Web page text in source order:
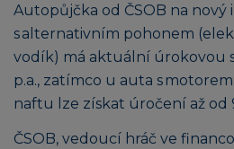
Autopůjčka od ČSOB na nový
s alternativním pohonem
vodík) má aktuální úrokovou
p.a., zatímco u auta s
naftu lze získat úročení až od
ČSOB, vedoucí hráč ve